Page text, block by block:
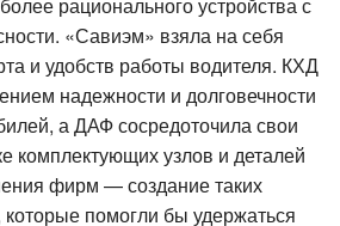
«Савиэм» взяла на себя
и удобств работы водителя. КХД
надежности и долговечности
а ДАФ сосредоточила свои
комплектующих узлов и деталей
фирм — создание таких
которые помогли бы удержаться